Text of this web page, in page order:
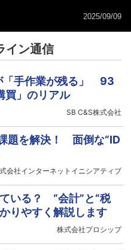
2025/09/09
イン通信
「手作業が残る」 93
買」のリアル
SB C&S株式会社
題を解決！ 面倒な“ID
会社インターネットイニシアティブ
いる？ “会計”と“税
りやすく解説します
株式会社プロシップ